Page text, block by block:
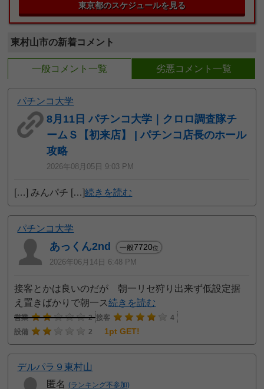
東京都のスケジュールを見る
東村山市の新着コメント
一般コメント一覧 劣悪コメント一覧
パチンコ大学
8月11日 パチンコ大学｜クロロ調査隊チ
ームＳ【初来店】 | パチンコ店長のホール
攻略
2026年08月05日 9:03 PM
[…] みんパチ […]続きを読む
パチンコ大学
あっくん2nd 一般7720位
2026年06月14日 6:48 PM
接客とかは良いのだが 朝一リセ狩り出来ず低設定据
え置きばかりで朝一ス続きを読む
営業 2 接客
4
設備
2 1pt GET!
デルパラ９東村山
匿名 (ランキング不参加)